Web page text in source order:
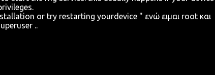
or try restarting yourdevice " ενώ ειμαι root και
..